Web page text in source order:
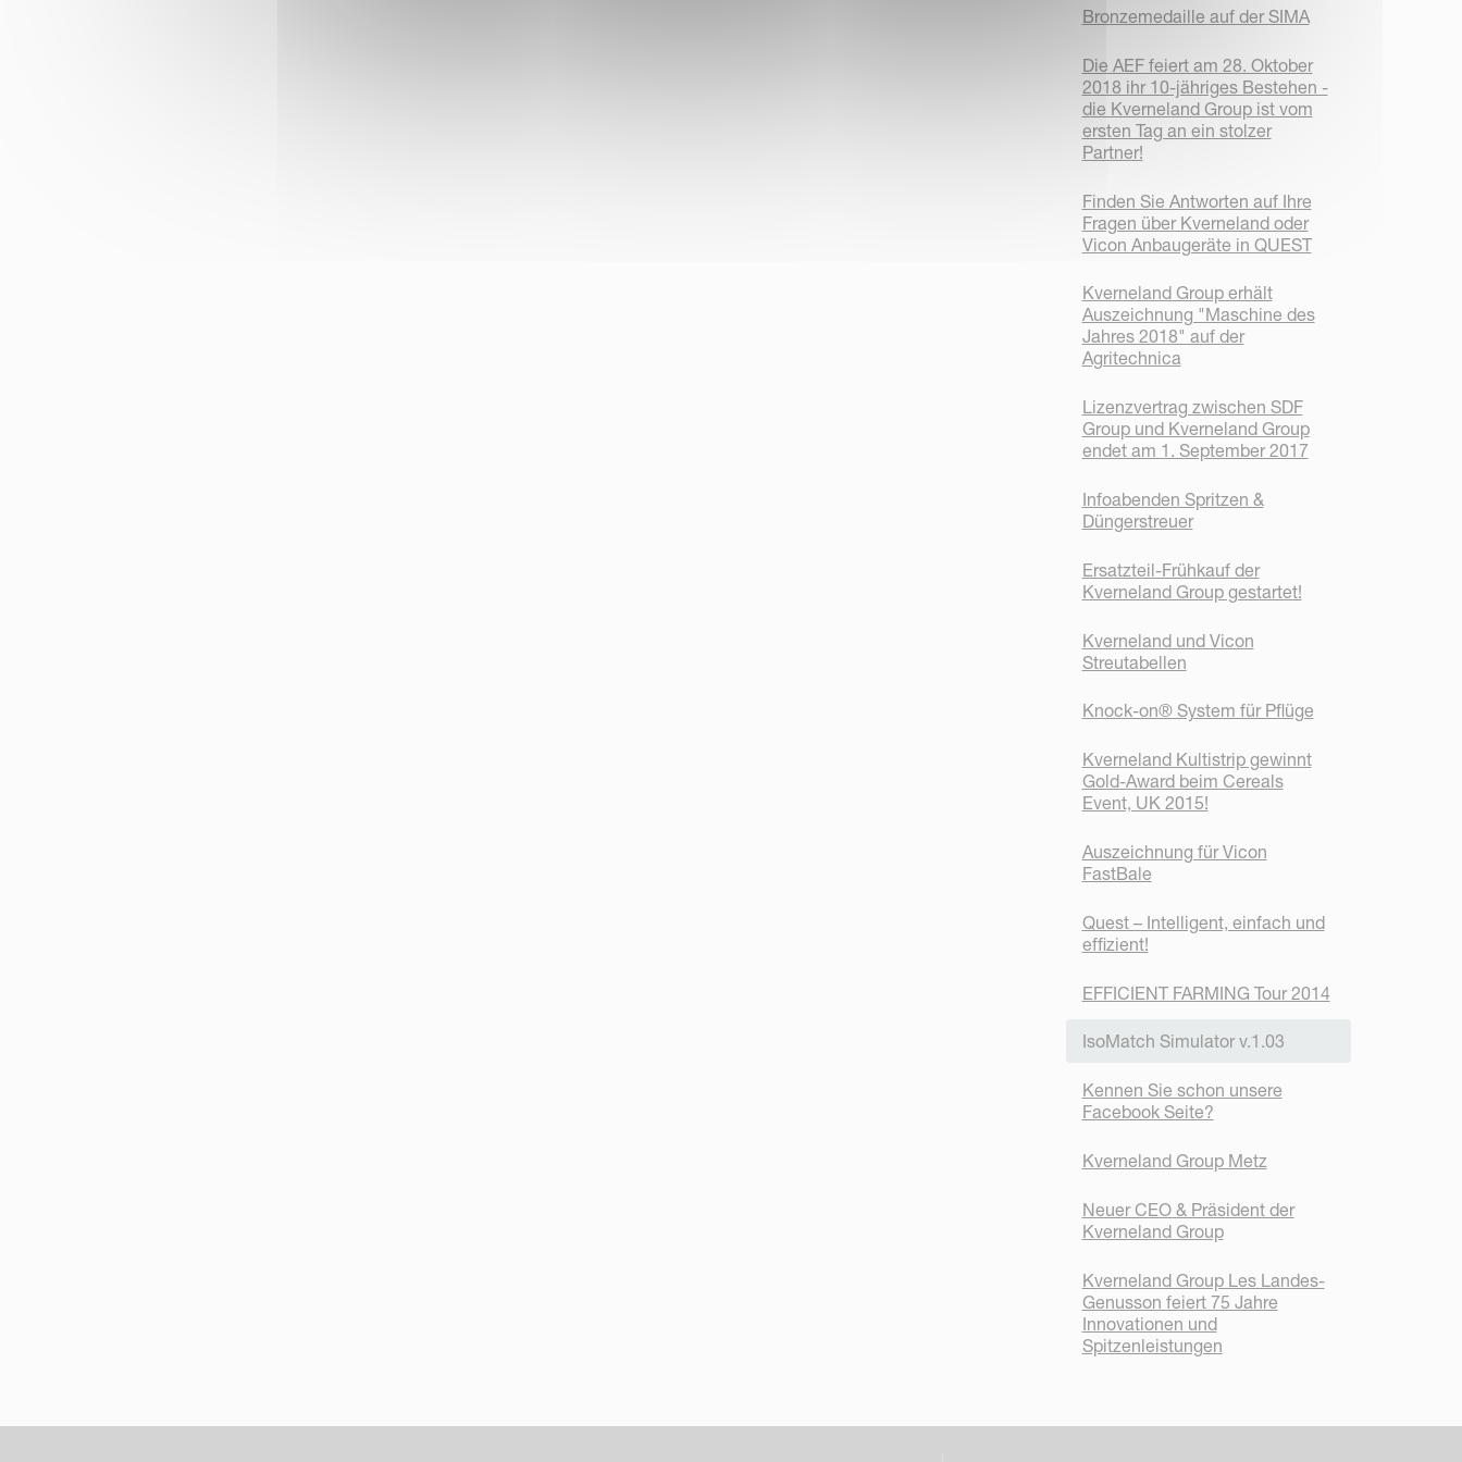
Bronzemedaille auf der SIMA
Die AEF feiert am 28. Oktober
2018 ihr 10-jähriges Bestehen -
die Kverneland Group ist vom
ersten Tag an ein stolzer
Partner!
Finden Sie Antworten auf Ihre
Fragen über Kverneland oder
Vicon Anbaugeräte in QUEST
Kverneland Group erhält
Auszeichnung "Maschine des
Jahres 2018" auf der
Agritechnica
Lizenzvertrag zwischen SDF
Group und Kverneland Group
endet am 1. September 2017
Infoabenden Spritzen &
Düngerstreuer
Ersatzteil-Frühkauf der
Kverneland Group gestartet!
Kverneland und Vicon
Streutabellen
Knock-on® System für Pflüge
Kverneland Kultistrip gewinnt
Gold-Award beim Cereals
Event, UK 2015!
Auszeichnung für Vicon
FastBale
Quest – Intelligent, einfach und
effizient!
EFFICIENT FARMING Tour 2014
IsoMatch Simulator v.1.03
Kennen Sie schon unsere
Facebook Seite?
Kverneland Group Metz
Neuer CEO & Präsident der
Kverneland Group
Kverneland Group Les Landes-
Genusson feiert 75 Jahre
Innovationen und
Spitzenleistungen